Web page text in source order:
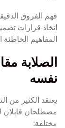
فهم الفروق
اتخاذ قرارات
المفاهيم
الصلابة
نفسه
يعتقد الكثير من
مصطلحان قابلان
مختلفة: